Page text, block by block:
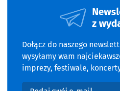
z
Dołącz do naszego
wysyłamy wam
imprezy, festiwale,